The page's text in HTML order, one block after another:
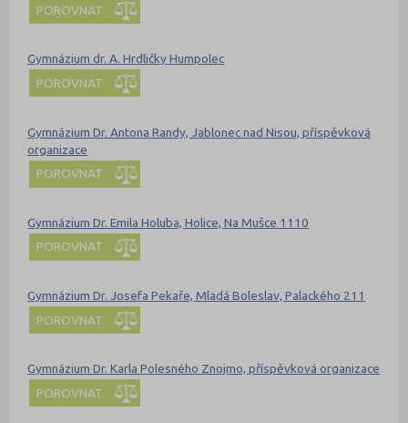
POROVNAT
Gymnázium dr. A. Hrdličky Humpolec
POROVNAT
Gymnázium Dr. Antona Randy, Jablonec nad Nisou, příspěvková
organizace
POROVNAT
Gymnázium Dr. Emila Holuba, Holice, Na Mušce 1110
POROVNAT
Gymnázium Dr. Josefa Pekaře, Mladá Boleslav, Palackého 211
POROVNAT
Gymnázium Dr. Karla Polesného Znojmo, příspěvková organizace
POROVNAT